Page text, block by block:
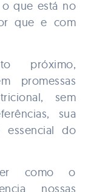
que está no
que e com
próximo,
promessas
sem
sua
do
como o
nossas